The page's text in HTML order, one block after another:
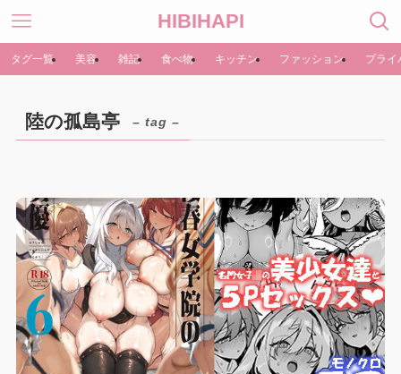
HIBIHAPI
タグ一覧 美容 雑記 食べ物 キッチン ファッション プライ
陸の孤島亭 – tag –